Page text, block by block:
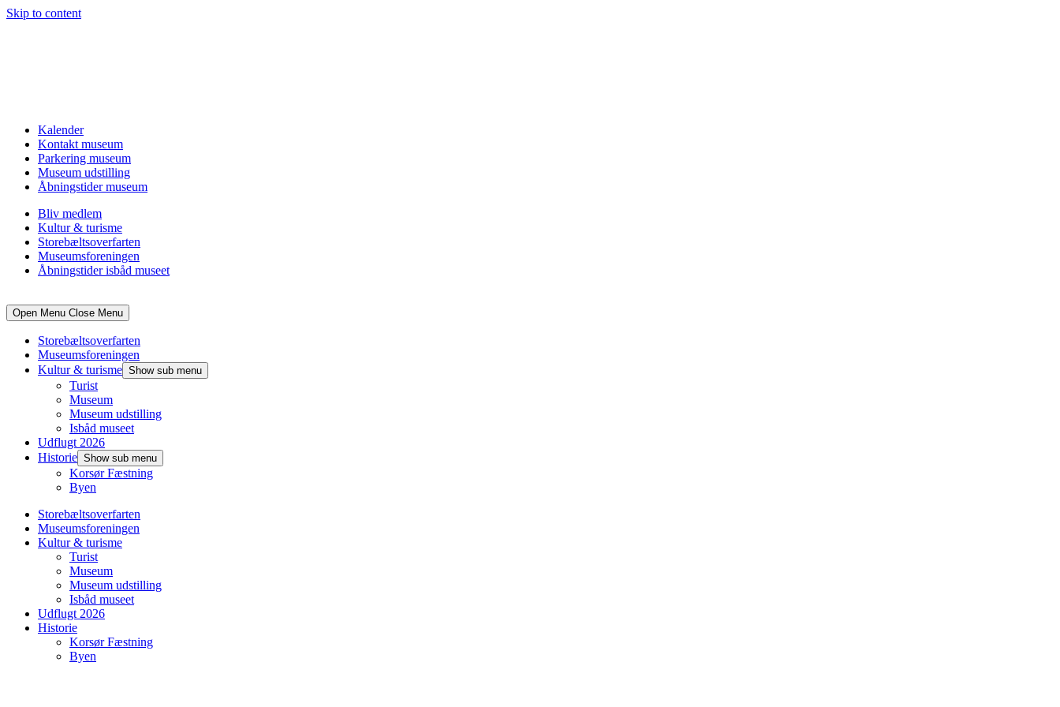
Skip to content
Kalender
Kontakt museum
Parkering museum
Museum udstilling
Åbningstider museum
Bliv medlem
Kultur & turisme
Storebæltsoverfarten
Museumsforeningen
Åbningstider isbåd museet
Open Menu Close Menu
Storebæltsoverfarten
Museumsforeningen
Kultur & turisme Show sub menu
Turist
Museum
Museum udstilling
Isbåd museet
Udflugt 2026
Historie Show sub menu
Korsør Fæstning
Byen
Storebæltsoverfarten
Museumsforeningen
Kultur & turisme
Turist
Museum
Museum udstilling
Isbåd museet
Udflugt 2026
Historie
Korsør Fæstning
Byen